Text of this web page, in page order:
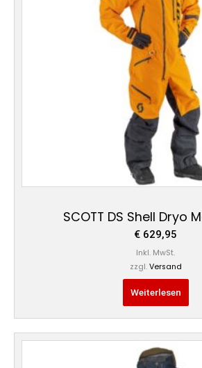
SCOTT DS Shell Dryo
€ 629,95
Inkl. MwSt.
zzgl. Versand
Weiterlesen
Dieses
Produkt